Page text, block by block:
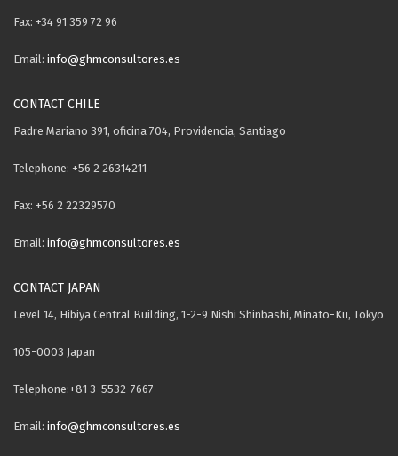
Fax: +34 91 359 72 96
Email: info@ghmconsultores.es
CONTACT CHILE
Padre Mariano 391, oficina 704, Providencia, Santiago
Telephone: +56 2 26314211
Fax: +56 2 22329570
Email: info@ghmconsultores.es
CONTACT JAPAN
Level 14, Hibiya Central Building, 1-2-9 Nishi Shinbashi, Minato-Ku, Tokyo
105-0003 Japan
Telephone:+81 3-5532-7667
Email: info@ghmconsultores.es